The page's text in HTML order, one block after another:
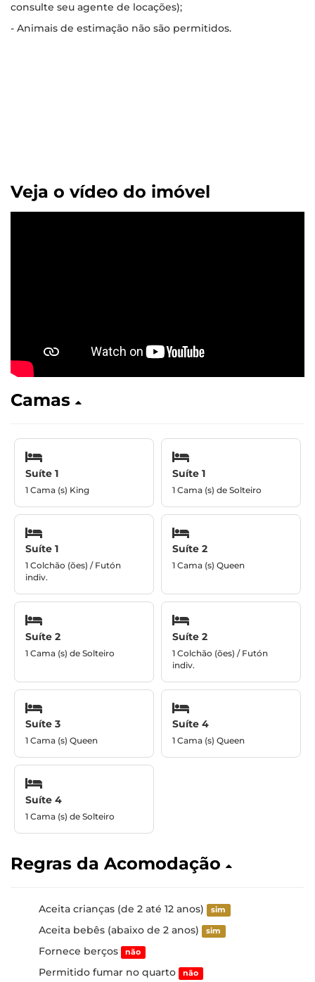
consulte seu agente de locações);
- Animais de estimação não são permitidos.
Veja o vídeo do imóvel
Camas
Suíte 1
1 Cama (s) King
Suíte 1
1 Cama (s) de Solteiro
Suíte 1
1 Colchão (ões) / Futón
indiv.
Suíte 2
1 Cama (s) Queen
Suíte 2
1 Cama (s) de Solteiro
Suíte 2
1 Colchão (ões) / Futón
indiv.
Suíte 3
1 Cama (s) Queen
Suíte 4
1 Cama (s) Queen
Suíte 4
1 Cama (s) de Solteiro
Regras da Acomodação
Aceita crianças (de 2 até 12 anos) sim
Aceita bebês (abaixo de 2 anos) sim
Fornece berços não
Permitido fumar no quarto não